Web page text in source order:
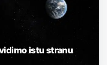
istu stranu